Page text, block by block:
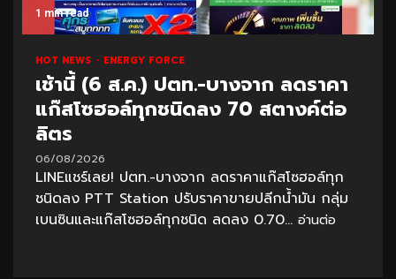
1 min read
HOT NEWS ENERGY FORCE
เช้านี้ (6 ส.ค.) ปตท.-บางจาก ลดราคา
แก๊สโซฮอล์ทุกชนิดลง 70 สตางค์ต่อ
ลิตร
06/08/2026
LINEแชร์เลย! ปตท.-บางจาก ลดราคาแก๊สโซฮอล์ทุก
ชนิดลง PTT Station ปรับราคาขายปลีกน้ำมัน กลุ่ม
เบนซินและแก๊สโซฮอล์ทุกชนิด ลดลง 0.70... อ่านต่อ